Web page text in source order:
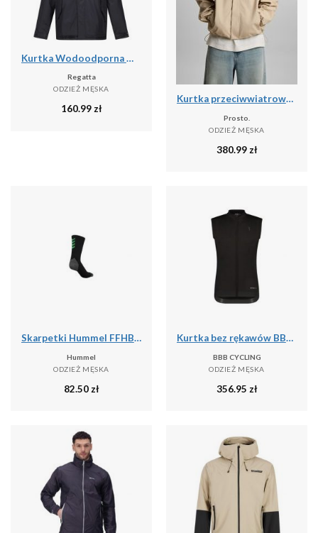
Kurtka Wodoodporna Męska Sterlings IV
Regatta
ODZIEŻ MĘSKA
160.99zł
Kurtka przeciwwiatrowa męska Prosto Splash
Prosto.
ODZIEŻ MĘSKA
380.99 zł
Skarpetki Hummel FFHB Pro
Hummel
ODZIEŻ MĘSKA
82.50 zł
Kurtka bez rękawów BBB Cycling Triguard
BBB CYCLING
ODZIEŻ MĘSKA
356.95 zł